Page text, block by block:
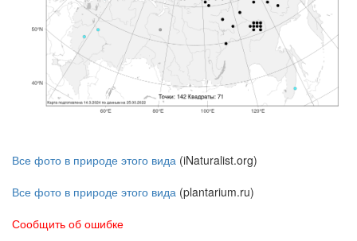
Все фото в природе этого вида (iNaturalist.org)
Все фото в природе этого вида (plantarium.ru)
Сообщить об ошибке